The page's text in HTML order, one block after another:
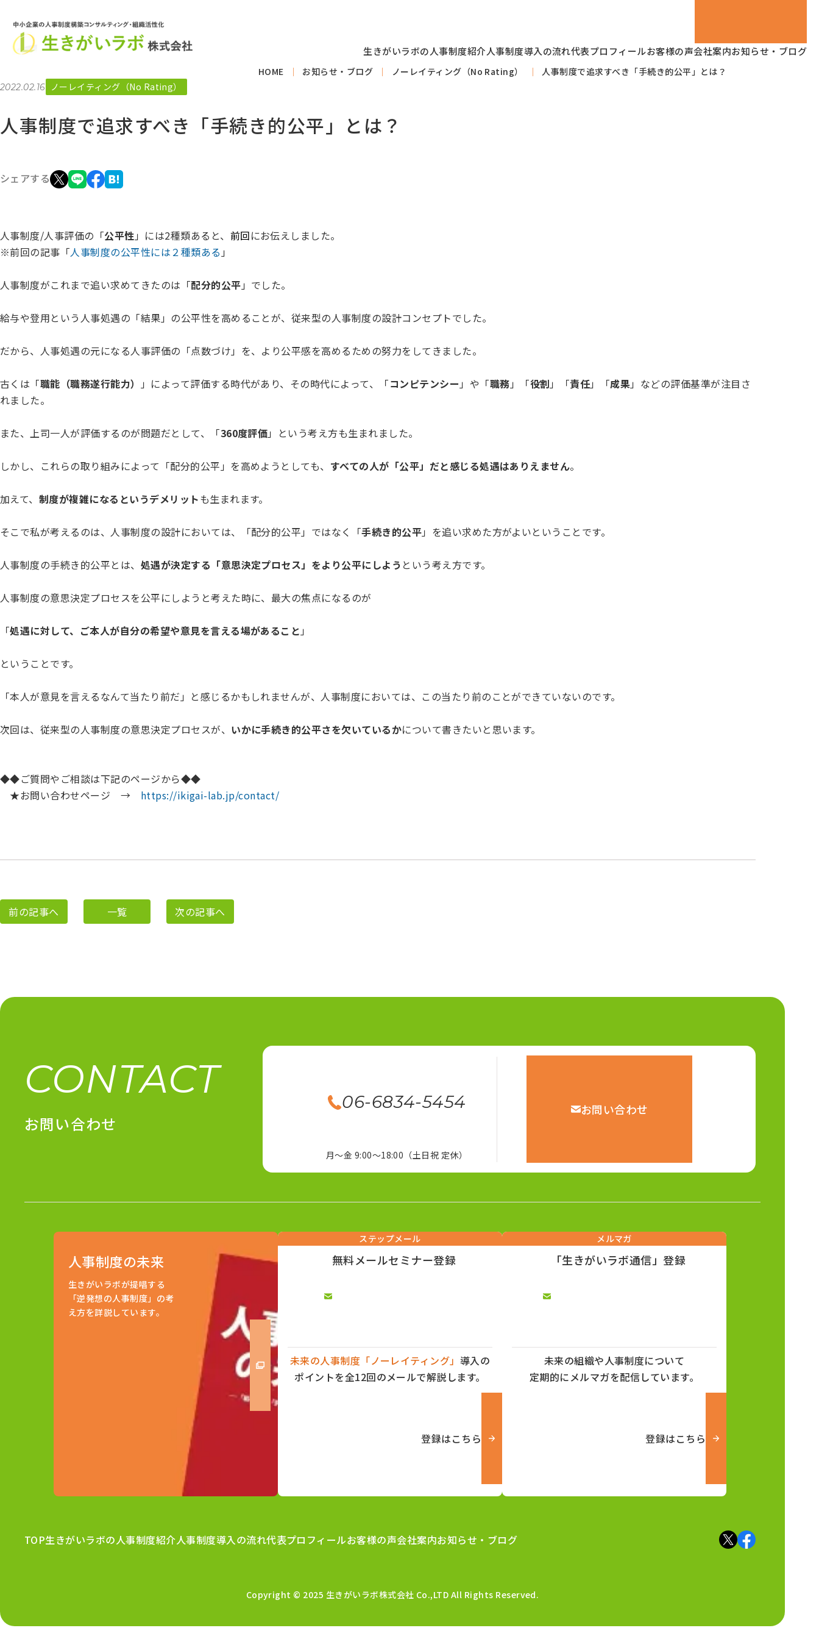
生きがいラボの人事制度紹介人事制度導入の流れ代表プロフィールお客様の声会社案内お知らせ・ブログ
HOME お知らせ・ブログ ノーレイティング（No Rating） 人事制度で追求すべき「手続き的公平」とは？
2022.02.16 ノーレイティング（No Rating）
人事制度で追求すべき「手続き的公平」とは？
シェアする
人事制度/人事評価の「公平性 」には2種類あると、 前回にお伝えしました。
※前回の記事「人事制度の公平性には２種類ある 」
人事制度がこれまで追い求めてきたのは「配分的公平 」でした。
給与や登用という人事処遇の「結果」の公平性を高めることが、従来型の人事制度の設計コンセプトでした。
だから、人事処遇の元になる人事評価の「点数づけ」を、より公平感を高めるための努力をしてきました。
古くは「職能（職務遂行能力） 」によって評価する時代があり、その時代によって、「コンピテンシー 」や「職務 」「役割 」「責任」「成果」などの評価基準が注目さ
れました。
また、上司一人が評価するのが問題だとして、「360度評価」という考え方も生まれました。
しかし、これらの取り組みによって「配分的公平」を高めようとしても、 すべての人が「公平」だと感じる処遇はありえません。
加えて、 制度が複雑になるというデメリットも生まれます。
そこで私が考えるのは、人事制度の設計においては、「配分的公平」ではなく「手続き的公平」を追い求めた方がよいということです。
人事制度の手続き的公平とは、 処遇が決定する「意思決定プロセス」をより公平にしよう という考え方です。
人事制度の意思決定プロセスを公平にしようと考えた時に、最大の焦点になるのが
「処遇に対して、ご本人が自分の希望や意見を言える場があること 」
ということです。
「本人が意見を言えるなんて当たり前だ」と感じるかもしれませんが、人事制度においては、この当たり前のことができていないのです。
次回は、従来型の人事制度の意思決定プロセスが、 いかに手続き的公平さを欠いているかについて書きたいと思います。
◆◆ご質問やご相談は下記のページから◆◆
★お問い合わせページ → https://ikigai-lab.jp/contact/
前の記事へ 一覧 次の記事へ
CONTACT
お問い合わせ
06-6834-5454
月～金 9:00～18:00（土日祝 定休）
お問い合わせ
人事制度の未来
生きがいラボが提唱する
「逆発想の人事制度」の考
え方を詳説しています。
ステップメール
無料メールセミナー登録
未来の人事制度「ノーレイティング」 導入の
ポイントを全12回のメールで解説します。
登録はこちら
メルマガ
「生きがいラボ通信」登録
未来の組織や人事制度について
定期的にメルマガを配信しています。
登録はこちら
TOP生きがいラボの人事制度紹介人事制度導入の流れ代表プロフィールお客様の声会社案内お知らせ・ブログ
Copyright © 2025 生きがいラボ株式会社 Co.,LTD All Rights Reserved.